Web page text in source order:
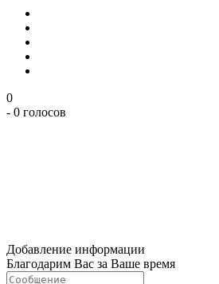
0
- 0 голосов
Добавление информации
Благодарим Вас за Ваше время